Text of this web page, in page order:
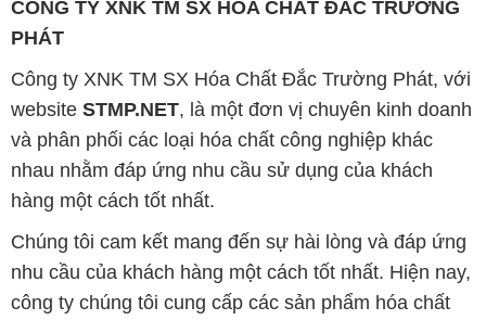
và phân phối các loại hóa chất công nghiệp khác
nhau nhằm đáp ứng nhu cầu sử dụng của khách
hàng một cách tốt nhất.
Chúng tôi cam kết mang đến sự hài lòng và đáp ứng
nhu cầu của khách hàng một cách tốt nhất. Hiện nay,
công ty chúng tôi cung cấp các sản phẩm hóa chất
chất lượng cao với giá thành hợp lý, phù hợp với mọi
yêu cầu và ngân sách của khách hàng.
Uy tín là tiêu chí hàng đầu trong kinh doanh của
chúng tôi. Chúng tôi luôn nhận thức rằng sản phẩm